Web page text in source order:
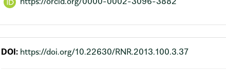
DOI: https://doi.org/10.22630/RNR.2013.100.3.37